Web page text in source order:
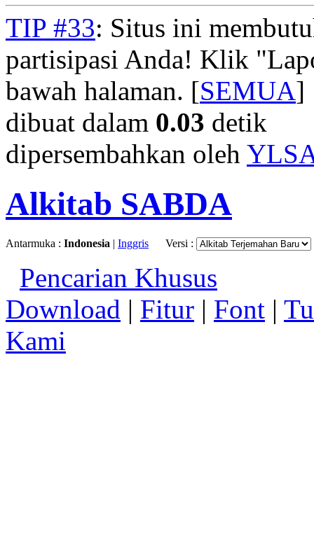
TIP #33: Situs ini
partisipasi Anda! Klik
bawah halaman. [SEMUA]
dibuat dalam 0.03 detik
dipersembahkan oleh
Alkitab SABDA
Antarmuka : Indonesia | Inggris Versi :
Pencarian Khusus
Download | Fitur | Font |
Kami